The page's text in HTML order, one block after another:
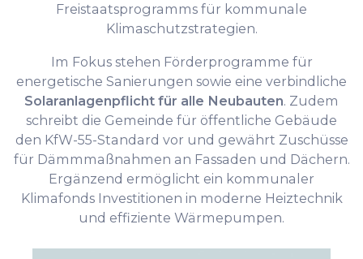
Freistaatsprogramms für kommunale
Klimaschutzstrategien.
Im Fokus stehen Förderprogramme für
energetische Sanierungen sowie eine verbindliche
Solaranlagenpflicht für alle Neubauten. Zudem
schreibt die Gemeinde für öffentliche Gebäude
den KfW-55-Standard vor und gewährt Zuschüsse
für Dämmmaßnahmen an Fassaden und Dächern.
Ergänzend ermöglicht ein kommunaler
Klimafonds Investitionen in moderne Heiztechnik
und effiziente Wärmepumpen.